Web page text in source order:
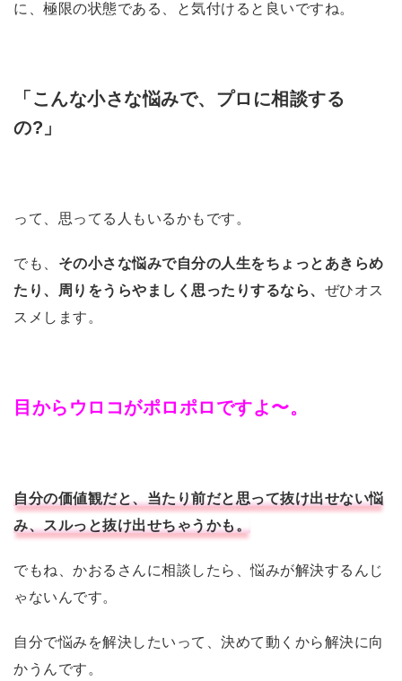
に、極限の状態である、と気付けると良いですね。
「こんな小さな悩みで、プロに相談する
の?」
って、思ってる人もいるかもです。
でも、 その小さな悩みで自分の人生をちょっとあきらめ
たり、周りをうらやましく思ったりするなら、 ぜひオス
スメします。
目からウロコがポロポロですよ〜。
自分の価値観だと、当たり前だと思って抜け出せない悩
み、スルっと抜け出せちゃうかも。
でもね、かおるさんに相談したら、悩みが解決するんじ
ゃないんです。
自分で悩みを解決したいって、決めて動くから解決に向
かうんです。